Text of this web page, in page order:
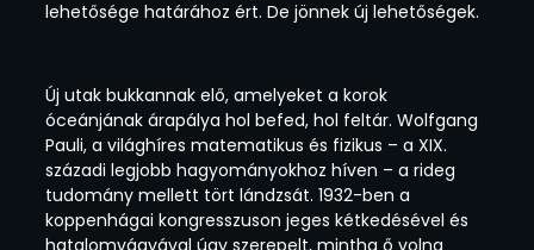
lehetősége határához ért. De jönnek új lehetőségek.
Új utak bukkannak elő, amelyeket a korok
óceánjának árapálya hol befed, hol feltár. Wolfgang
Pauli, a világhíres matematikus és fizikus – a XIX.
századi legjobb hagyományokhoz híven – a rideg
tudomány mellett tört lándzsát. 1932-ben a
koppenhágai kongresszuson jeges kétkedésével és
hatalomvágyával úgy szerepelt, mintha ő volna